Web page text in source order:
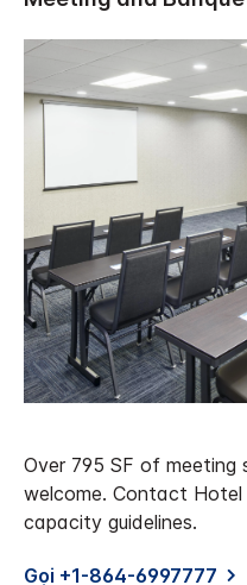
Over 795 SF of meeting
welcome. Contact
capacity guidelines.
Gọi +1-864-6997777